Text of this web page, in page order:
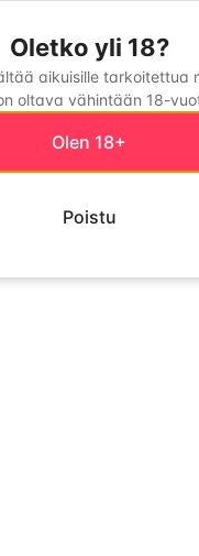
Oletko yli 18?
aikuisille tarkoitettua
oltava vähintään 18-
Olen 18+
Poistu